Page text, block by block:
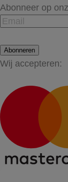
Abonneer op
Abonneren
Wij accepteren: